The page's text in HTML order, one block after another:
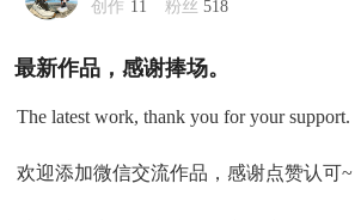
创作 11 粉丝 518
最新作品，感谢捧场。
The latest work, thank you for your support.
欢迎添加微信交流作品，感谢点赞认可~